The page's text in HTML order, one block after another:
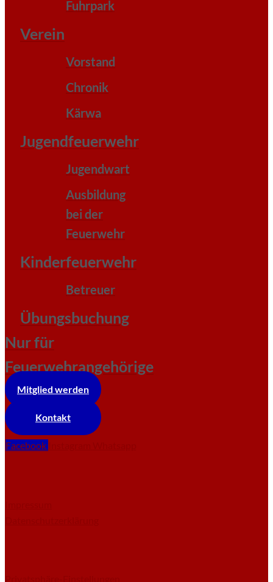
Fuhrpark
Verein
Vorstand
Chronik
Kärwa
Jugendfeuerwehr
Jugendwart
Ausbildung
bei der
Feuerwehr
Kinderfeuerwehr
Betreuer
Übungsbuchung
Nur für
Feuerwehrangehörige
Mitglied werden
Kontakt
Facebook